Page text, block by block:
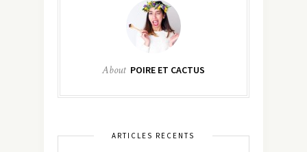
About POIRE ET CACTUS
ARTICLES RÉCENTS